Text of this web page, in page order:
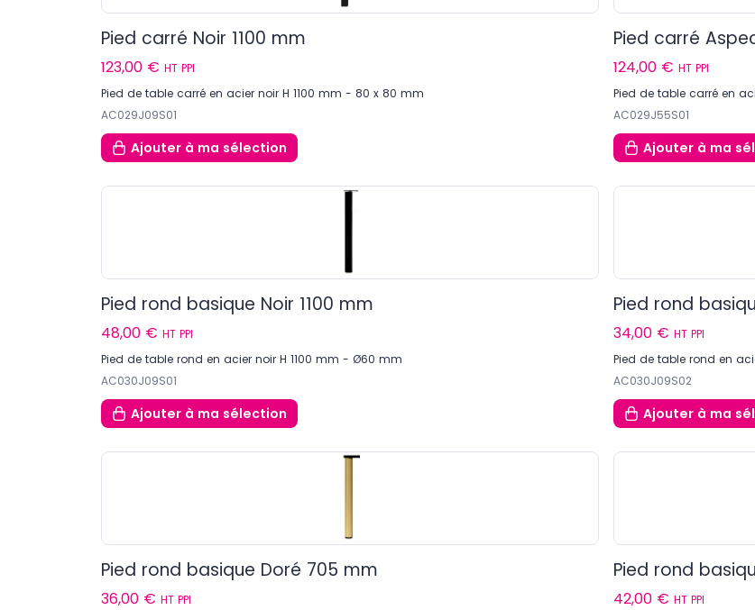
Pied carré Noir 1100 mm
123,00 € HT PPI
Pied de table carré en acier noir H 1100 mm - 80 x 80 mm
AC029J09S01
Ajouter à ma sélection
Pied carré
124,00 € HT PPI
Pied de table carré en
AC029J55S01
Ajouter à ma
Pied rond basique Noir 1100 mm
48,00 € HT PPI
Pied de table rond en acier noir H 1100 mm - Ø60 mm
AC030J09S01
Ajouter à ma sélection
Pied rond
34,00 € HT PPI
Pied de table rond en
AC030J09S02
Ajouter à ma
Pied rond basique Doré 705 mm
36,00 € HT PPI
Pied rond
42,00 € HT PPI